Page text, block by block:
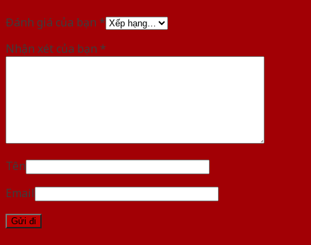
Đánh giá của bạn *
Nhận xét của bạn *
Tên
Email